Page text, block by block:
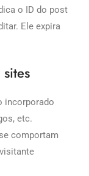
o ID do post
Ele expira
incorporado
etc.
comportam